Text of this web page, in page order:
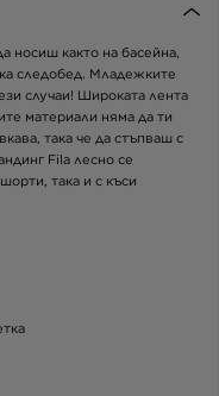
носиш както на басейна,
следобед. Младежките
случаи! Широката лента
материали няма да ти
така че да стъпваш с
Fila лесно се
така и с къси